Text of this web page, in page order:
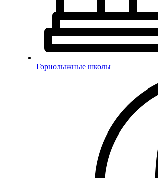
Горнолыжные школы